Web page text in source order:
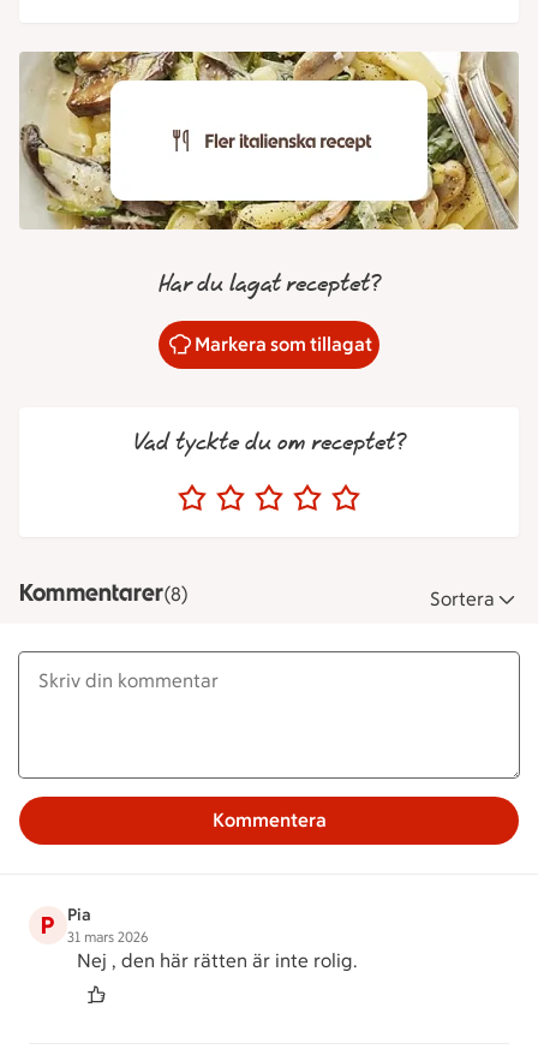
Har du lagat receptet?
Markera som tillagat
Vad tyckte du om receptet?
Kommentarer(8) Sortera
Kommentera
P Pia
31 mars 2026
Nej , den här rätten är inte rolig.